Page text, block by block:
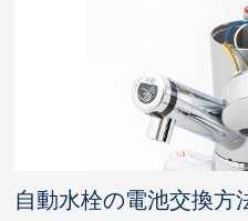
自動水栓の電池交換方